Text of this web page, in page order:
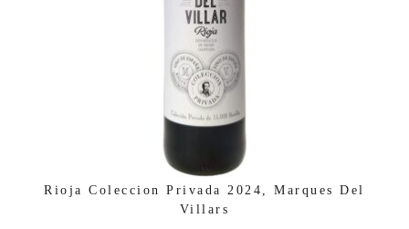
Rioja Coleccion Privada 2024, Marques Del
Villars